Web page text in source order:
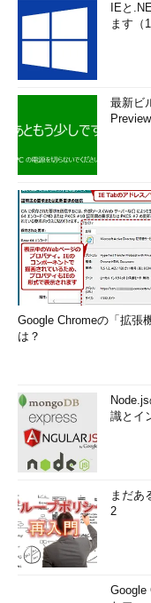
IEと
ます（
最新ビ
Google Chromeの「拡張
は？
識とイ
まだあ
2
Google